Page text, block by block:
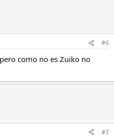
#6
como no es Zuiko no
#7